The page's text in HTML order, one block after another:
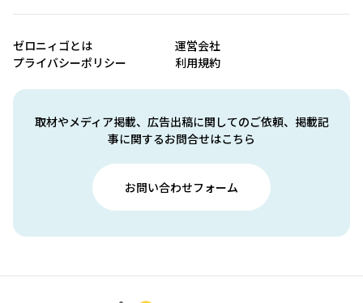
取材やメディア掲載、広告出稿に関してのご依頼、掲載記
事に関するお問合せはこちら
お問い合わせフォーム
ゼロニィゴとは
運営会社
プライバシーポリシー
利用規約